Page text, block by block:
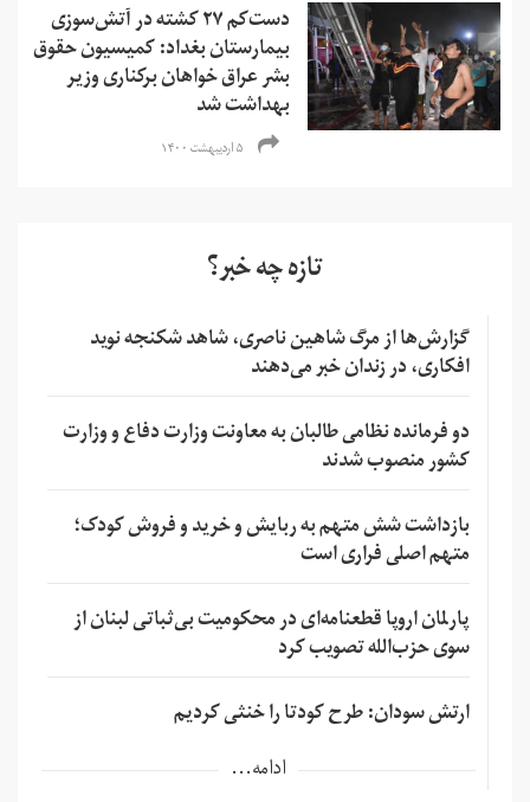
دست‌کم ۲۷ کشته در آتش‌سوزی
بیمارستان بغداد: کمیسیون حقوق
بشر عراق خواهان برکناری وزیر
بهداشت شد
۵ اردیبهشت ۱۴۰۰
تازه چه خبر؟
گزارش‌ها از مرگ شاهین ناصری، شاهد شکنجه نوید
افکاری، در زندان خبر می‌دهند
دو فرمانده نظامی طالبان به معاونت وزارت دفاع و وزارت
کشور منصوب شدند
بازداشت شش متهم به ربایش و خرید و فروش کودک؛
متهم اصلی فراری است
پارلمان اروپا قطعنامه‌ای در محکومیت بی‌ثباتی لبنان از
سوی حزب‌الله تصویب کرد
ارتش سودان: طرح کودتا را خنثی کردیم
ادامه...